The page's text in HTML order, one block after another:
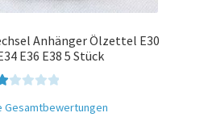
Anhänger Ölzettel E30
E36 E38 5 Stück
Gesamtbewertungen